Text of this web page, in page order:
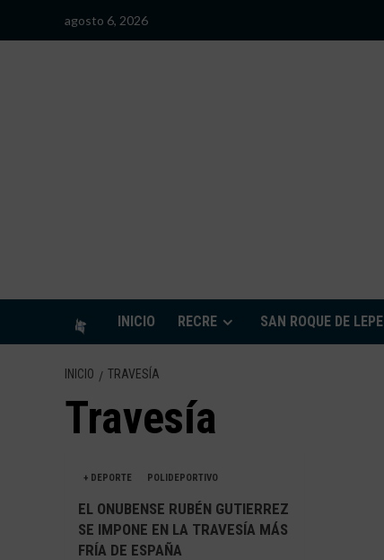
agosto 6, 2026
INICIO RECRE SAN ROQUE DE LEPE
INICIO TRAVESÍA
Travesía
+ DEPORTE POLIDEPORTIVO
EL ONUBENSE RUBÉN GUTIERREZ
SE IMPONE EN LA TRAVESÍA MÁS
FRÍA DE ESPAÑA